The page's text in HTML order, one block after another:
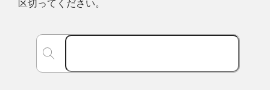
区切ってください。